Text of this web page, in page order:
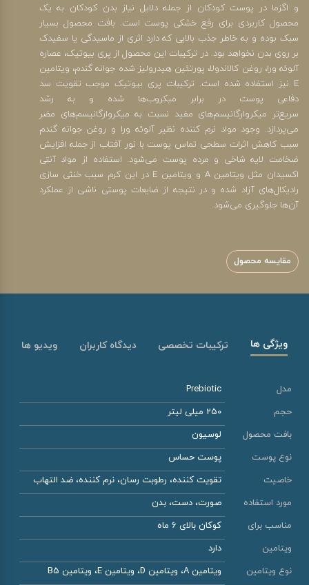
و اگزما در پوست کودکان از جمله دلایل نیاز بدن کودکان به یک
محصول کاربردی برای رفع خشکی پوست است. بافت محصول بسیار
سبک بوده و به خاطر جذب بالایی که دارد اثری از ماسیدگی یا سفیدک
بر روی بدن نخواهد بود. در ترکیبات این محصول از پری بیوتیک، عصاره
آلوئه ورا، روغن کالاندولا، پورتئین هیدرولیز شده جوانه گندم، ویتامین
E نیز استفاده شده است. ترکیبات پری بیوتیک موجب تقویت سد
دفاعی پوست در برابر میکروب‌ها شده و به رشد
سریع‌تر میکروارگانیسم‌های مفید نسبت به میکروارگانیسم‌های مضر
می‌پردازد. وجود مواد نرم کننده نظیر آلوئه ورا و روغن جوانه گندم
سبب کاهش اثرات سطحی تماس پوست با نور آفتاب از جمله افزایش
ضخامت لایه شاخی و مرده پوست می‌شود. استفاده از مواد آنتی
اکسیدان مثل ویتامین A و ویتامین E در این کرم سبب خنثی سازی
رادیکال‌های آزاد شده و در نتیجه از ضایعات پوستی ناشی از عملکرد
آن‌ها جلوگیری می‌شود.
مقایسه محصول
ویژگی ها ترکیبات تخصصی دیدگاه کاربران ویدیو ها
مدل
Prebiotic
حجم
250 میلی لیتر
بافت محصول
لوسیون
نوع پوست
پوست حساس
خاصیت
تقویت کننده، رطوبت رسان، نرم کننده، ضد التهاب
مورد استفاده
صورت، دست، بدن
مناسب برای
کوکان بالای 6 ماه
ویتامین
دارد
نوع ویتامین
ویتامین A، ویتامین D، ویتامین E، ویتامین B5